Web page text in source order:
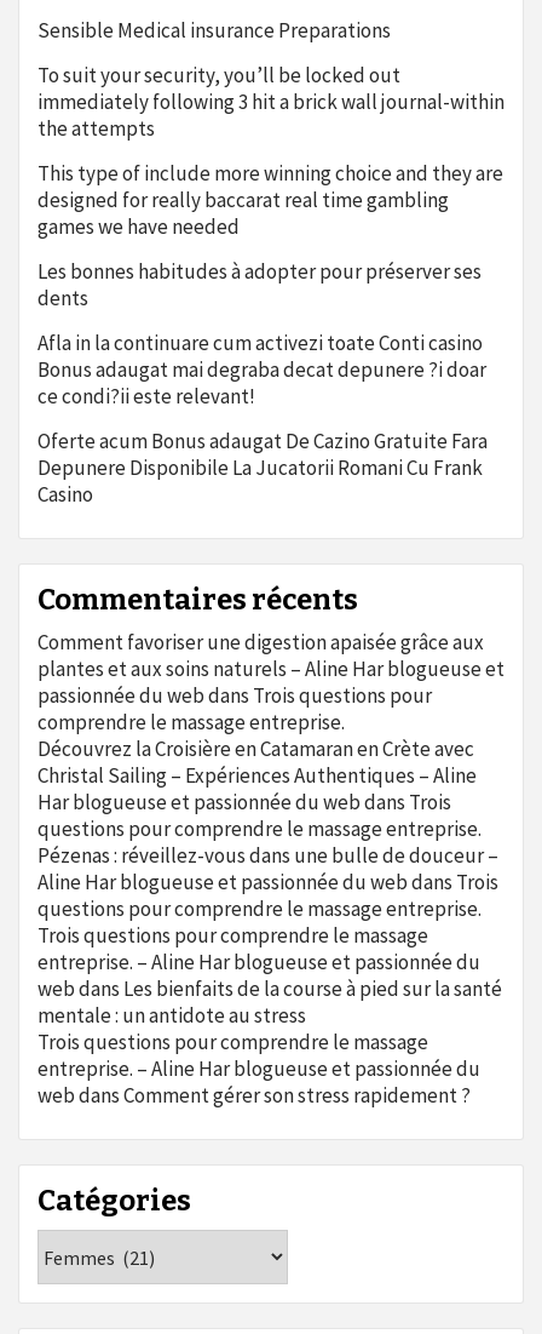
Sensible Medical insurance Preparations
To suit your security, you’ll be locked out
immediately following 3 hit a brick wall journal-within
the attempts
This type of include more winning choice and they are
designed for really baccarat real time gambling
games we have needed
Les bonnes habitudes à adopter pour préserver ses
dents
Afla in la continuare cum activezi toate Conti casino
Bonus adaugat mai degraba decat depunere ?i doar
ce condi?ii este relevant!
Oferte acum Bonus adaugat De Cazino Gratuite Fara
Depunere Disponibile La Jucatorii Romani Cu Frank
Casino
Commentaires récents
Comment favoriser une digestion apaisée grâce aux
plantes et aux soins naturels – Aline Har blogueuse et
passionnée du webdans Trois questions pour
comprendre le massage entreprise.
Découvrez la Croisière en Catamaran en Crète avec
Christal Sailing – Expériences Authentiques – Aline
Har blogueuse et passionnée du webdans Trois
questions pour comprendre le massage entreprise.
Pézenas : réveillez-vous dans une bulle de douceur –
Aline Har blogueuse et passionnée du webdans Trois
questions pour comprendre le massage entreprise.
Trois questions pour comprendre le massage
entreprise. – Aline Har blogueuse et passionnée du
webdans Les bienfaits de la course à pied sur la santé
mentale : un antidote au stress
Trois questions pour comprendre le massage
entreprise. – Aline Har blogueuse et passionnée du
webdansComment gérer son stress rapidement ?
Catégories